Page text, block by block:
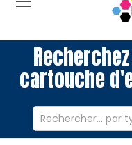
cartouche